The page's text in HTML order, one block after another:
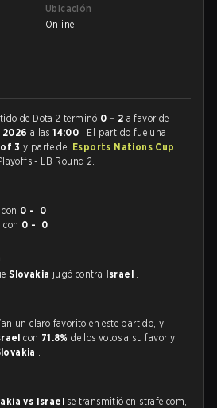
Ubicación
Online
de Dota 2 terminó 0 - 2 a favor de
2026 a las14:00 . El partido fue una
of 3y parte del Esports Nations Cup
- LB Round 2.
0 - 0
con 0 - 0
Slovakia jugó contra Israel .
un claro favorito en este partido, y
con 71.8%de los votos a su favor y
.
vs Israel se transmitió en strafe.com,